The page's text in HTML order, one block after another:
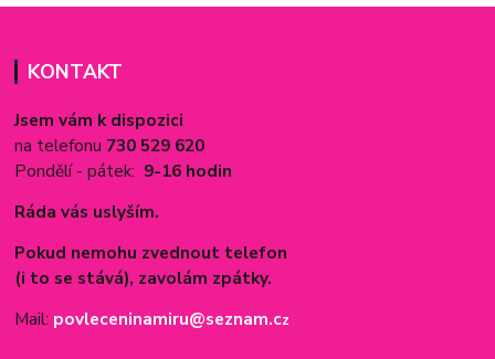
KONTAKT
Jsem vám k dispozici
na telefonu 730 529 620
Pondělí - pátek: 9-16 hodin
Ráda vás uslyším.
Pokud nemohu zvednout telefon
(i to se stává), zavolám zpátky.
Mail: povleceninamiru@seznam.cz